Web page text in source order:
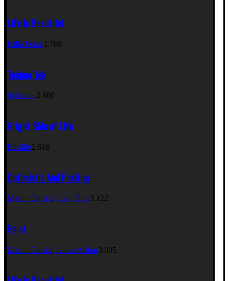
Life Is Beautiful
Killa Fonic2.788
Techno Tek
Solomun2.680
Bright Side of Life
Bastille2.616
Optimistic And Positive
Martin Garrix, Loco Dice3.122
Paint
Martin Garrix, James Arthur3.005